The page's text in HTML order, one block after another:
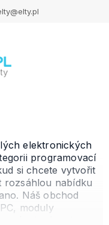
elektronických
programovací
si chcete vytvořit
rozsáhlou nabídku
Náš obchod
moduly